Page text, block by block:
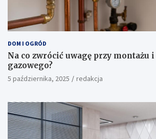
DOM I OGRÓD
Na co zwrócić uwagę przy montażu
gazowego?
5 października, 2025 redakcja